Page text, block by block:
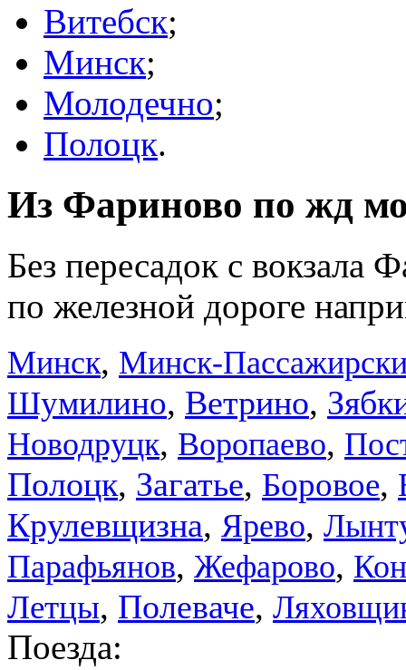
Витебск;
Минск;
Молодечно;
Полоцк.
Из Фариново по жд
Без пересадок с вокзала
по железной дороге
Минск, Минск-
Шумилино, Ветрино,
Новодруцк, Воропаево,
Полоцк, Загатье, Боровое,
Крулевщизна, Ярево,
Парафьянов, Жефарово,
Летцы, Полеваче,
Поезда: